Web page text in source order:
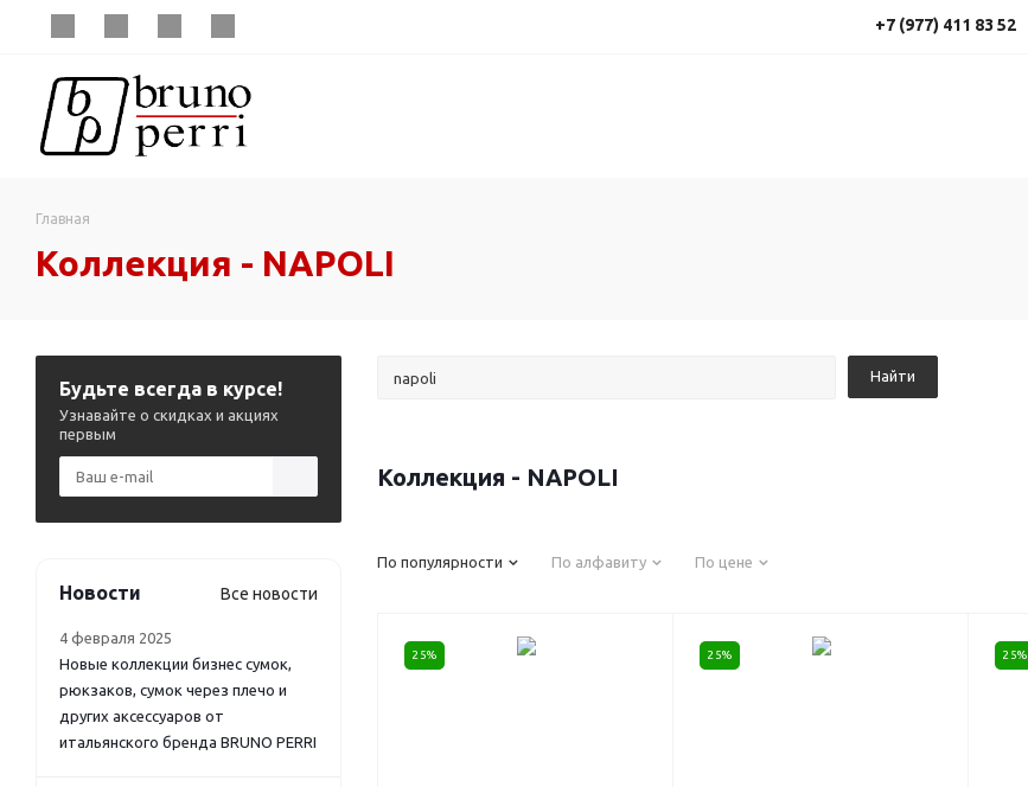
+7 (977) 411 83 52
Главная
Коллекция - NAPOLI
Коллекция - NAPOLI
По популярности По алфавиту По цене
25% 25% 25%
Будьте всегда в курсе!
Узнавайте о скидках и акциях
первым
Новости Все новости
4 февраля 2025
Новые коллекции бизнес сумок,
рюкзаков, сумок через плечо и
других аксессуаров от
итальянского бренда BRUNO PERRI